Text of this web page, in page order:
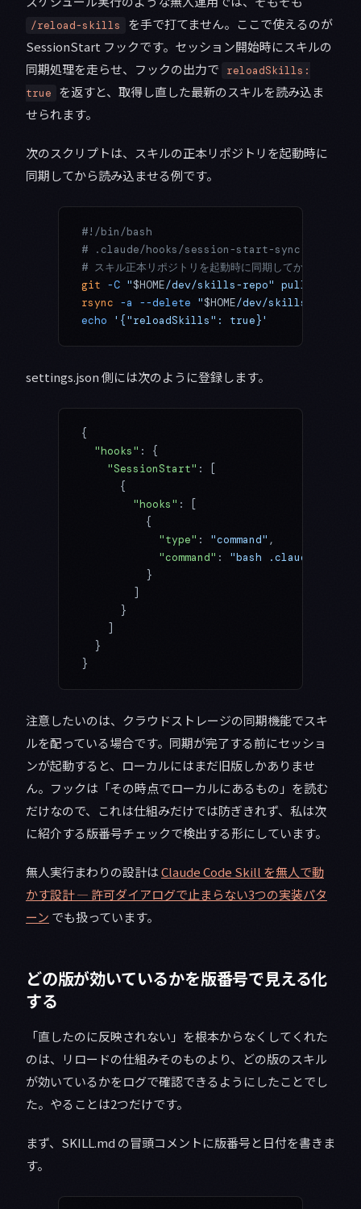
/reload-skills
を手で打てません。ここで使えるのが
SessionStart フックです。セッション開始時にスキルの
同期処理を走らせ、フックの出力で
reloadSkills:
true
を返すと、取得し直した最新のスキルを読み込ま
せられます。
次のスクリプトは、スキルの正本リポジトリを起動時に
同期してから読み込ませる例です。
#!/bin/bash
# .claude/hooks/session-start-sync.sh
# スキル正本リポジトリを起動時に同期してから読み込ま
git -C "$HOME/dev/skills-repo" pull
rsync -a --delete "$HOME/dev/skills-repo/
echo '{"reloadSkills": true}'
settings.json 側には次のように登録します。
{
  "hooks"
: {
    "SessionStart"
: [
      {
        "hooks"
: [
          {
            "type"
: "command" ,
            "command"
: "bash .claude/
          }
        ]
      }
    ]
  }
}
注意したいのは、クラウドストレージの同期機能でスキ
ルを配っている場合です。同期が完了する前にセッショ
ンが起動すると、ローカルにはまだ旧版しかありませ
ん。フックは「その時点でローカルにあるもの」を読む
だけなので、これは仕組みだけでは防ぎきれず、私は次
に紹介する版番号チェックで検出する形にしています。
無人実行まわりの設計はClaude Code Skill を無人で動
かす設計 — 許可ダイアログで止まらない3つの実装パタ
ーン でも扱っています。
どの版が効いているかを版番号で見える化
する
「直したのに反映されない」を根本からなくしてくれた
のは、リロードの仕組みそのものより、どの版のスキル
が効いているかをログで確認できるようにしたことでし
た。やることは2つだけです。
まず、SKILL.md の冒頭コメントに版番号と日付を書きま
す。